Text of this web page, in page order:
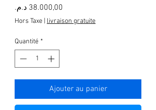
Hors Taxe livraison gratuite
Quantité *
Ajouter au panier